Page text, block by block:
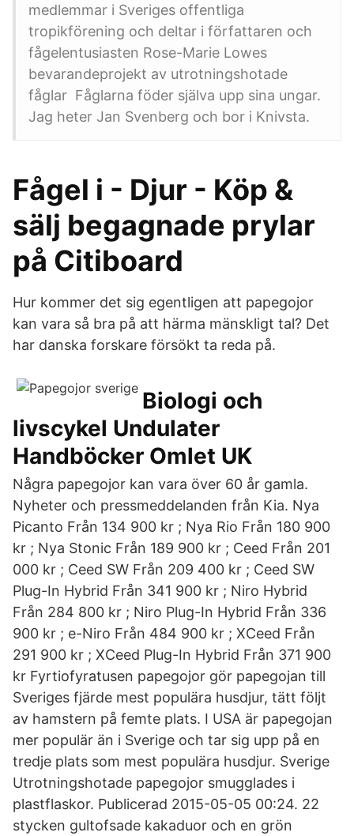
medlemmar i Sveriges offentliga
tropikförening och deltar i författaren och
fågelentusiasten Rose-Marie Lowes
bevarandeprojekt av utrotningshotade
fåglar Fåglarna föder själva upp sina ungar.
Jag heter Jan Svenberg och bor i Knivsta.
Fågel i - Djur - Köp &
sälj begagnade prylar
på Citiboard
Hur kommer det sig egentligen att papegojor
kan vara så bra på att härma mänskligt tal? Det
har danska forskare försökt ta reda på.
Biologi och
livscykel Undulater
Handböcker Omlet UK
Några papegojor kan vara över 60 år gamla.
Nyheter och pressmeddelanden från Kia. Nya
Picanto Från 134 900 kr ; Nya Rio Från 180 900
kr ; Nya Stonic Från 189 900 kr ; Ceed Från 201
000 kr ; Ceed SW Från 209 400 kr ; Ceed SW
Plug-In Hybrid Från 341 900 kr ; Niro Hybrid
Från 284 800 kr ; Niro Plug-In Hybrid Från 336
900 kr ; e-Niro Från 484 900 kr ; XCeed Från
291 900 kr ; XCeed Plug-In Hybrid Från 371 900
kr Fyrtiofyratusen papegojor gör papegojan till
Sveriges fjärde mest populära husdjur, tätt följt
av hamstern på femte plats. I USA är papegojan
mer populär än i Sverige och tar sig upp på en
tredje plats som mest populära husdjur. Sverige
Utrotningshotade papegojor smugglades i
plastflaskor. Publicerad 2015-05-05 00:24. 22
stycken gultofsade kakaduor och en grön